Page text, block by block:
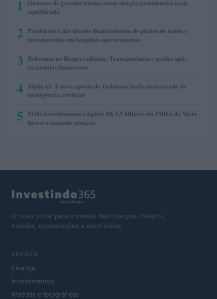
1
Gestores de grandes fundos veem eleição presidencial mais
equilibrada
2 Presidente Lula discute financiamento de planos de saúde e
investimentos em hospitais universitários
3 Reformas no Rioprevidência: Transparência e gestão após
escândalos financeiros
4 AlphaAI: A nova aposta da Goldman Sachs no mercado de
inteligência artificial
5 MAG Investimentos adquire R$ 4,5 bilhões em FIDCs da More
Invest e expande atuação
O novo portal para o mundo das finanças. Insights,
notícias, comparações e estatísticas.
SEÇÕES
Finança
Investimentos
Moedas criptográficas